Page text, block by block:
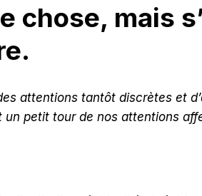
chose, mais
attentions tantôt discrètes et
petit tour de nos attentions